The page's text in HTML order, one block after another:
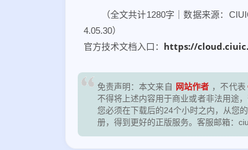
（全文共计1280字｜数据来源：
4.05.30）
官方技术文档入口： https://
免责声明：本文来自 网站作者 ，不代表
不得将上述内容用于商业或者非法用途
您必须在下载后的24个小时之内，从您
册，得到更好的正版服务。客服邮箱：